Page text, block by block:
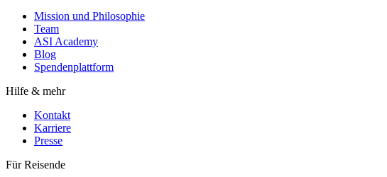
Mission und Philosophie
Team
ASI Academy
Blog
Spendenplattform
Hilfe & mehr
Kontakt
Karriere
Presse
Für Reisende